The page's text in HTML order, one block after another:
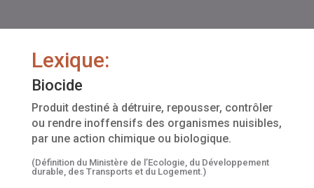
Lexique:
Biocide
Produit destiné à détruire, repousser, contrôler
ou rendre inoffensifs des organismes nuisibles,
par une action chimique ou biologique.
(Définition du Ministère de l’Ecologie, du Développement
durable, des Transports et du Logement.)